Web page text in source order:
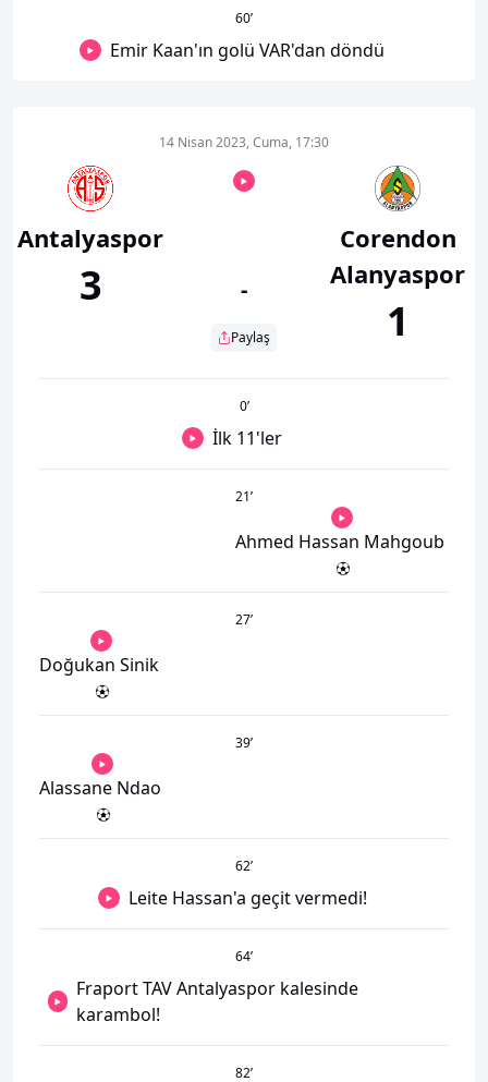
60’
Emir Kaan'ın golü VAR'dan döndü
Antalyaspor
3
14 Nisan 2023, Cuma, 17:30
-
Paylaş
Corendon
Alanyaspor
1
0’
İlk 11'ler
21’
Ahmed Hassan Mahgoub
27’
Doğukan Sinik
39’
Alassane Ndao
62’
Leite Hassan'a geçit vermedi!
64’
Fraport TAV Antalyaspor kalesinde
karambol!
82’